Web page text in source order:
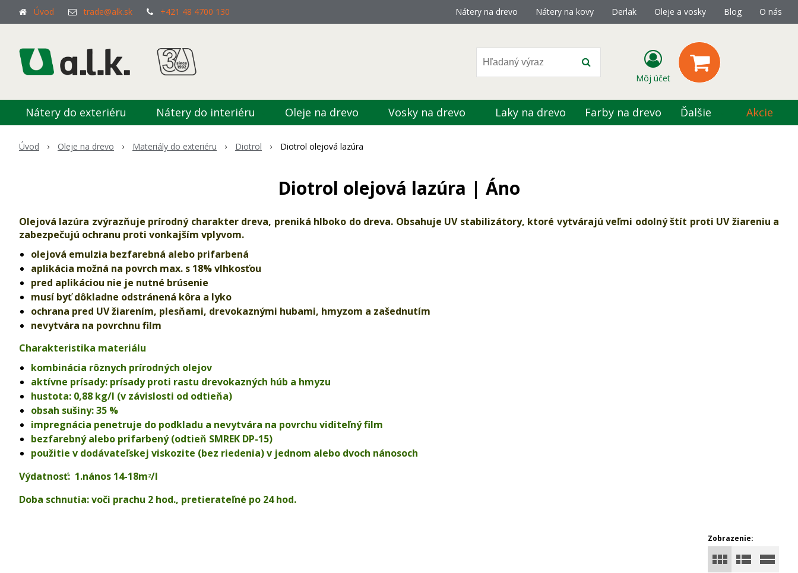
Úvod trade@alk.sk +421 48 4700 130 Nátery na drevo Nátery na kovy Derlak Oleje a vosky Blog O nás
Môj účet
Nátery do exteriéru Nátery do interiéru Oleje na drevo Vosky na drevo Laky na drevo Farby na drevo Ďalšie Akcie
Úvod Oleje na drevo Materiály do exteriéru Diotrol Diotrol olejová lazúra
Diotrol olejová lazúra | Áno
Olejová lazúra zvýrazňuje prírodný charakter dreva, preniká hlboko do dreva. Obsahuje UV stabilizátory, ktoré vytvárajú veľmi odolný štít proti UV žiareniu a
zabezpečujú ochranu proti vonkajším vplyvom.
olejová emulzia bezfarebná alebo prifarbená
aplikácia možná na povrch max. s 18% vlhkosťou
pred aplikáciou nie je nutné brúsenie
musí byť dôkladne odstránená kôra a lyko
ochrana pred UV žiarením, plesňami, drevokaznými hubami, hmyzom a zašednutím
nevytvára na povrchnu film
Charakteristika materiálu
kombinácia rôznych prírodných olejov
aktívne prísady: prísady proti rastu drevokazných húb a hmyzu
hustota: 0,88 kg/l (v závislosti od odtieňa)
obsah sušiny: 35 %
impregnácia penetruje do podkladu a nevytvára na povrchu viditeľný film
bezfarebný alebo prifarbený (odtieň SMREK DP-15)
použitie v dodávateľskej viskozite (bez riedenia) v jednom alebo dvoch nánosoch
Výdatnosť: 1.nános 14-18m2/l
Doba schnutia: voči prachu 2 hod., pretierateľné po 24 hod.
Zobrazenie: